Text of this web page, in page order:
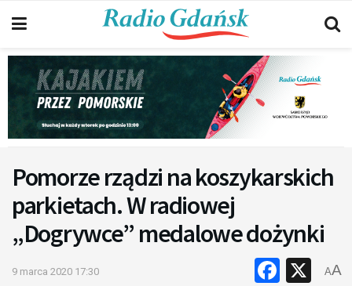
Pomorze rządzi na koszykarskich
parkietach. W radiowej
„Dogrywce” medalowe dożynki
9 marca 2020 17:30 X
AA